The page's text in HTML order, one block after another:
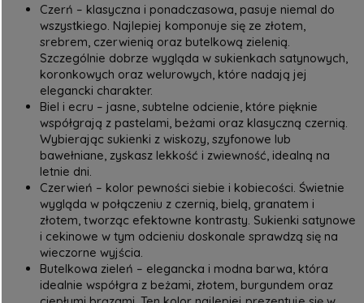
Czerń – klasyczna i ponadczasowa, pasuje niemal do
wszystkiego. Najlepiej komponuje się ze złotem,
srebrem, czerwienią oraz butelkową zielenią.
Szczególnie dobrze wygląda w sukienkach satynowych,
koronkowych oraz welurowych, które nadają jej
elegancki charakter.
Biel i ecru – jasne, subtelne odcienie, które pięknie
współgrają z pastelami, beżami oraz klasyczną czernią.
Wybierając sukienki z wiskozy , szyfonowe lub
bawełniane, zyskasz lekkość i zwiewność, idealną na
letnie dni.
Czerwień – kolor pewności siebie i kobiecości. Świetnie
wygląda w połączeniu z czernią, bielą, granatem i
złotem, tworząc efektowne kontrasty. Sukienki satynowe
i cekinowe w tym odcieniu doskonale sprawdzą się na
wieczorne wyjścia.
Butelkowa zieleń – elegancka i modna barwa, która
idealnie współgra z beżami, złotem, burgundem oraz